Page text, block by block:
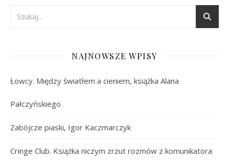
NAJNOWSZE WPISY
Łowcy. Między światłem a cieniem, książka Alana
Pałczyńskiego
Zabójcze piaski, Igor Kaczmarczyk
Cringe Club. Książka niczym zrzut rozmów z komunikatora